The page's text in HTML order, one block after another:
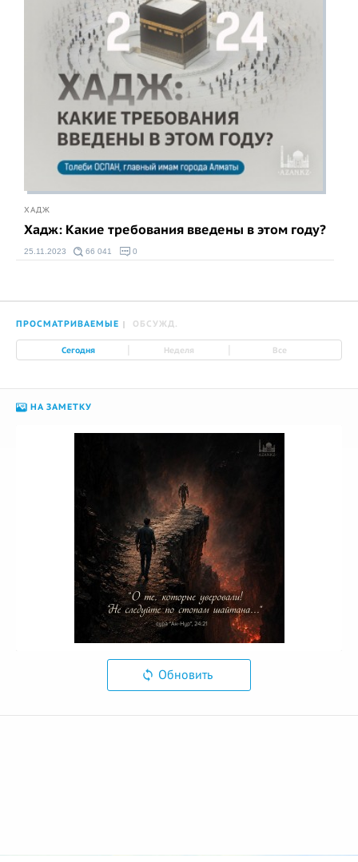
ХАДЖ
Хадж: Какие требования введены в этом году?
25.11.2023 66 041 0
ПРОСМАТРИВАЕМЫЕ ОБСУЖД.
Сегодня Неделя Все
НА ЗАМЕТКУ
Обновить